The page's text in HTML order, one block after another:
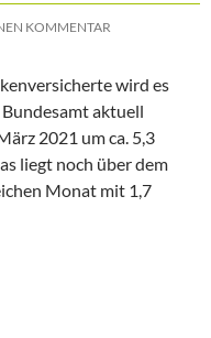
KOMMENTAR
wird es
aktuell
2021 um ca. 5,3
liegt noch über dem
Monat mit 1,7